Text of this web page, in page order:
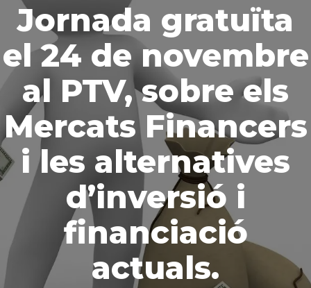
Jornada gratuïta
el 24 de novembre
al PTV, sobre els
Mercats Financers
i les alternatives
d’inversió i
financiació
actuals.